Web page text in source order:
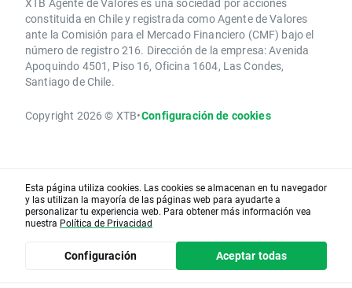
XTB Agente de Valores es una sociedad por acciones
constituida en Chile y registrada como Agente de Valores
ante la Comisión para el Mercado Financiero (CMF) bajo el
número de registro 216. Dirección de la empresa: Avenida
Apoquindo 4501, Piso 16, Oficina 1604, Las Condes,
Santiago de Chile.
Copyright 2026 © XTB•Configuración de cookies
Esta página utiliza cookies. Las cookies se almacenan en tu navegador
y las utilizan la mayoría de las páginas web para ayudarte a
personalizar tu experiencia web. Para obtener más información vea
nuestra Política de Privacidad
Configuración Aceptar todas